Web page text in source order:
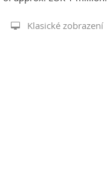
Klasické zobrazení